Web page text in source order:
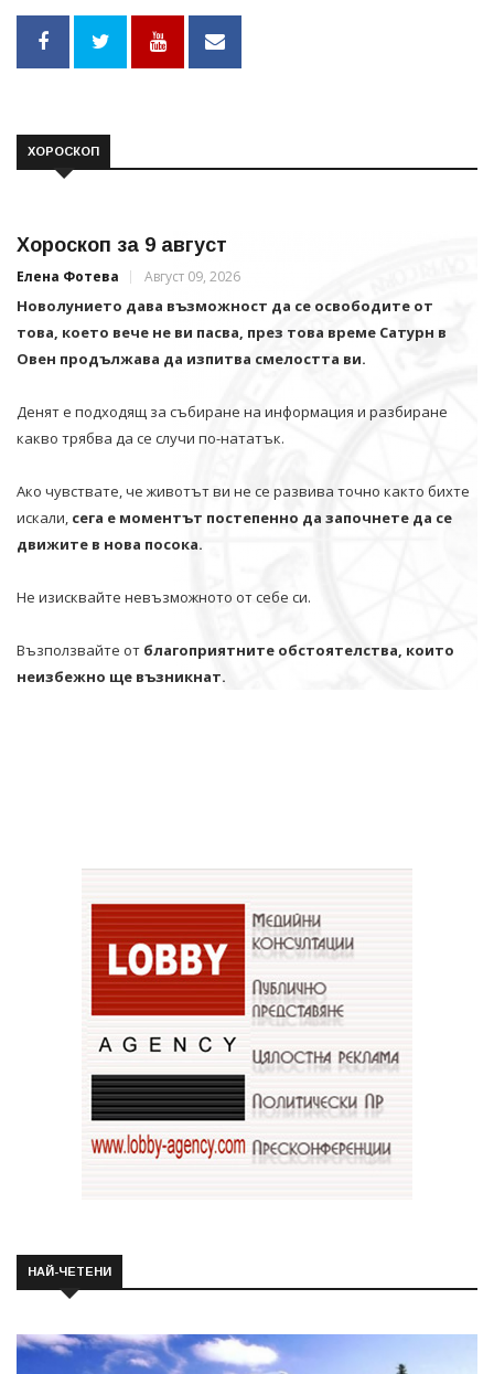
ХОРОСКОП
Хороскоп за 9 август
Елена Фотева Август 09, 2026
Новолунието дава възможност да се освободите от
това, което вече не ви пасва, през това време Сатурн в
Овен продължава да изпитва смелостта ви.
Денят е подходящ за събиране на информация и разбиране
какво трябва да се случи по-нататък.
Ако чувствате, че животът ви не се развива точно както бихте
искали, сега е моментът постепенно да започнете да се
движите в нова посока.
Не изисквайте невъзможното от себе си.
Възползвайте от благоприятните обстоятелства, които
неизбежно ще възникнат.
НАЙ-ЧЕТЕНИ